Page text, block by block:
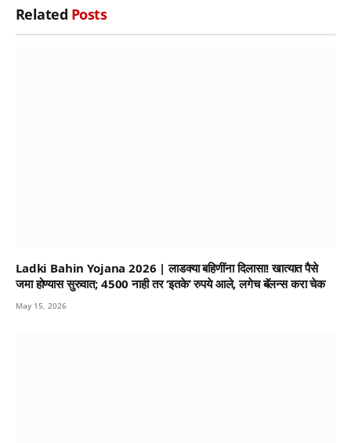
Related Posts
Ladki Bahin Yojana 2026 | लाडक्या बहिणींना दिलासा! खात्यात पैसे
जमा होण्यास सुरुवात; 4500 नाही तर ‘इतके’ रुपये आले, लगेच बॅलन्स करा चेक
May 15, 2026